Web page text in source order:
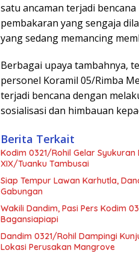
satu ancaman terjadi
pembakaran yang sengaja
yang sedang memancing
Berbagai upaya tambahnya,
personel Koramil 05/Rimba
terjadi bencana dengan
sosialisasi dan himbauan
Berita Terkait
Kodim 0321/Rohil Gelar
XIX/Tuanku Tambusai
Siap Tempur Lawan Karhutla,
Gabungan
Wakili Dandim, Pasi Pers Kodim
Bagansiapiapi
Dandim 0321/Rohil Dampingi
Lokasi Perusakan Mangrove